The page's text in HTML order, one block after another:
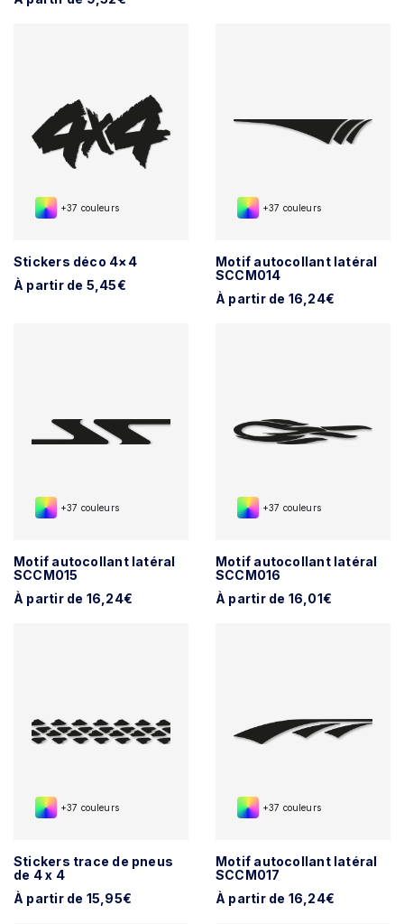
+37 couleurs
Stickers déco 4×4
À partir de 5,45€
+37 couleurs
Motif autocollant latéral
SCCM014
À partir de 16,24€
+37 couleurs
Motif autocollant latéral
SCCM015
À partir de 16,24€
+37 couleurs
Motif autocollant latéral
SCCM016
À partir de 16,01€
+37 couleurs
Stickers trace de pneus
de 4 x 4
À partir de 15,95€
+37 couleurs
Motif autocollant latéral
SCCM017
À partir de 16,24€